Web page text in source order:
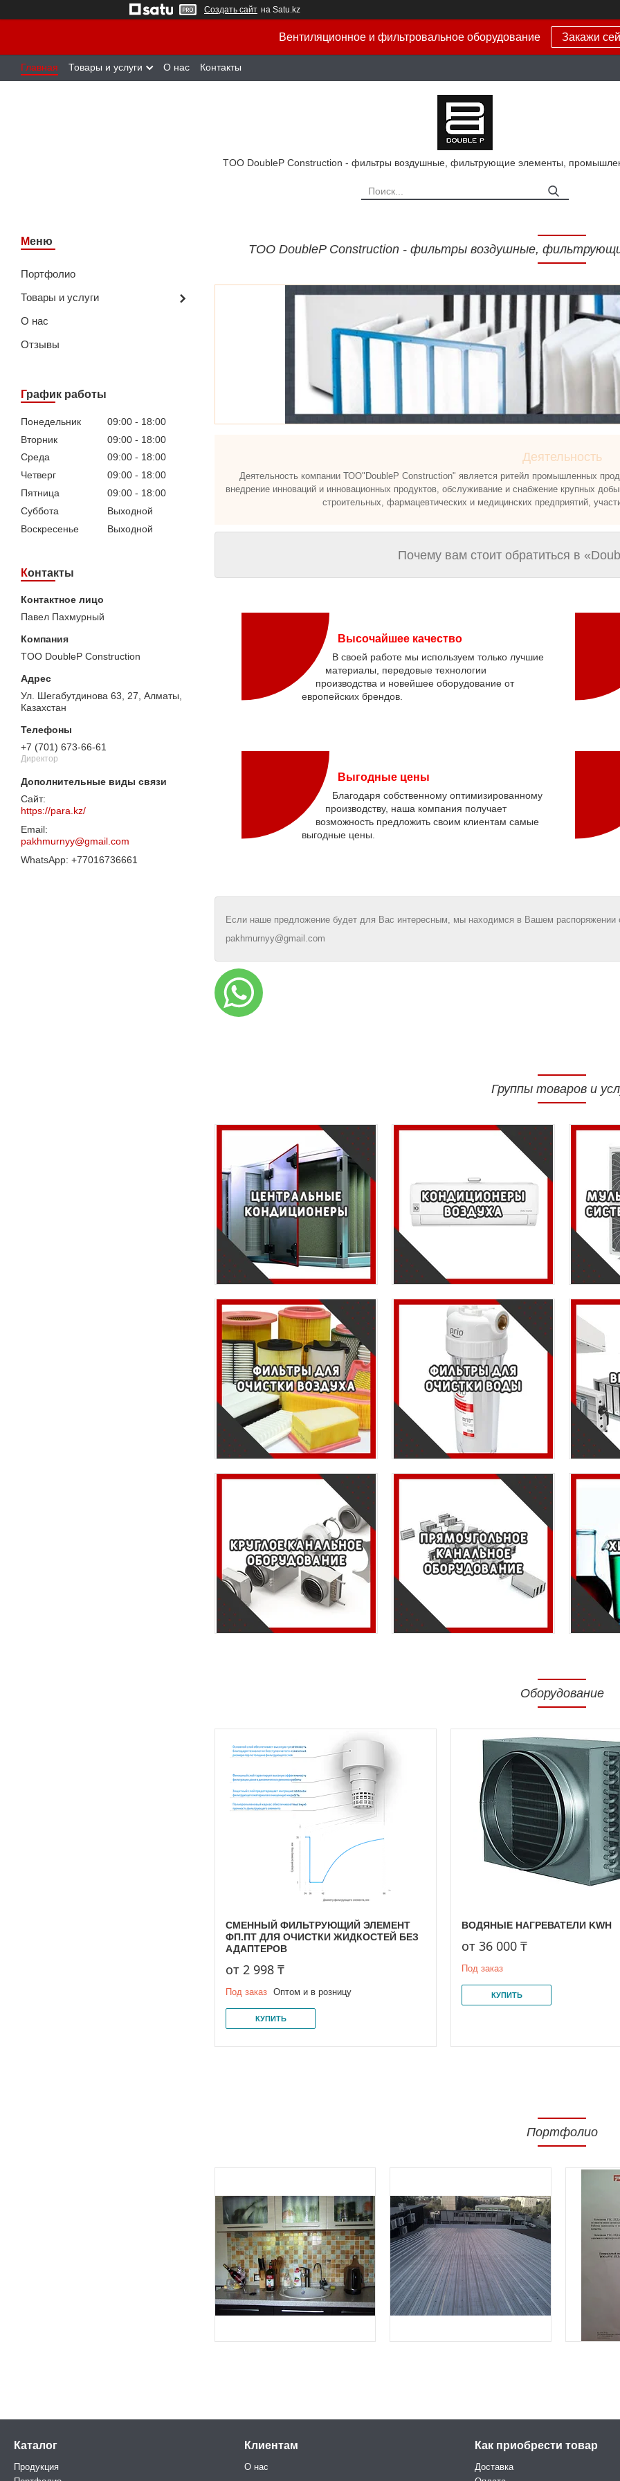
Создать сайт на Satu.kz
Вентиляционное и фильтровальное оборудование Закажи
Главная Товары и услуги О нас Контакты
TOO DoubleP Construction - фильтры воздушные, фильтрующие элементы,
Портфолио
Товары и услуги
О нас
Отзывы
График работы
Понедельник 09:00
18:00
Вторник
09:00
18:00
Среда
09:00
18:00
Четверг
09:00
18:00
Пятница
09:00
18:00
Суббота
Выходной
Воскресенье
Выходной
Контакты
Павел Пахмурный
TOO DoubleP Construction
Ул. Шегабутдинова 63, 27, Алматы,
Казахстан
+7 (701) 673-66-61
Директор
https://para.kz/
pakhmurnyy@gmail.com
+77016736661
TOO DoubleP Construction - фильтры воздушные,
Деятельность
Деятельность компании ТОО"DoubleP Construction" является ритейл промышленных
внедрение инноваций и инновационных продуктов, обслуживание и снабжение крупных
строительных, фармацевтических и медицинских предприятий,
Почему вам стоит обратиться в
Высочайшее качество
В своей работе мы используем только лучшие
материалы, передовые технологии
производства и новейшее оборудование от
европейских брендов.
Выгодные цены
Благодаря собственному оптимизированному
производству, наша компания получает
возможность предложить своим клиентам самые
выгодные цены.
Если наше предложение будет для Вас интересным, мы находимся в Вашем распоряжении
pakhmurnyy@gmail.com
Группы товаров и
Оборудование
СМЕННЫЙ ФИЛЬТРУЮЩИЙ ЭЛЕМЕНТ
ФП.ПТ ДЛЯ ОЧИСТКИ ЖИДКОСТЕЙ БЕЗ
АДАПТЕРОВ
от 2 998 ₸
Под заказ Оптом и в розницу
КУПИТЬ
ВОДЯНЫЕ НАГРЕВАТЕЛИ KWH
от 36 000 ₸
Под заказ
КУПИТЬ
Портфолио
Каталог
Продукция
Клиентам
О нас
Как приобрести товар
Доставка